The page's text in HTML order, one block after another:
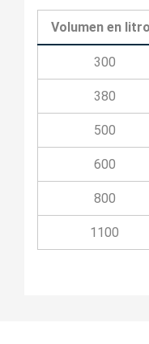
Volumen en
300
380
500
600
800
1100